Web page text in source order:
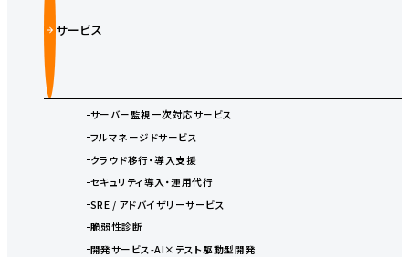
サービス
サーバー監視一次対応サービス
フルマネージドサービス
クラウド移行・導入支援
セキュリティ導入・運用代行
SRE / アドバイザリーサービス
脆弱性診断
開発サービス-AI×テスト駆動型開発